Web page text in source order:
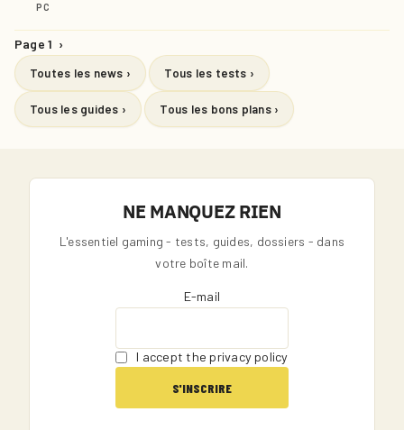
PC
Page 1 ›
Toutes les news › Tous les tests ›
Tous les guides › Tous les bons plans ›
NE MANQUEZ RIEN
L'essentiel gaming - tests, guides, dossiers - dans
votre boîte mail.
E-mail
I accept the privacy policy